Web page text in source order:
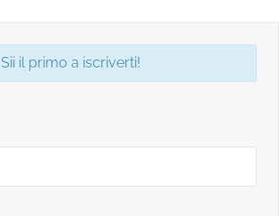
Sii il primo a iscriverti!